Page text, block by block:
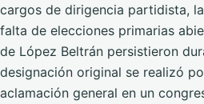
cargos de dirigencia partidista,
falta de elecciones primarias
de López Beltrán persistieron
designación original se realizó
aclamación general en un